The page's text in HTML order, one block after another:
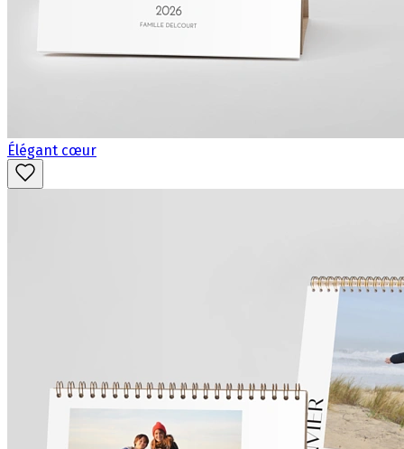
Élégant cœur